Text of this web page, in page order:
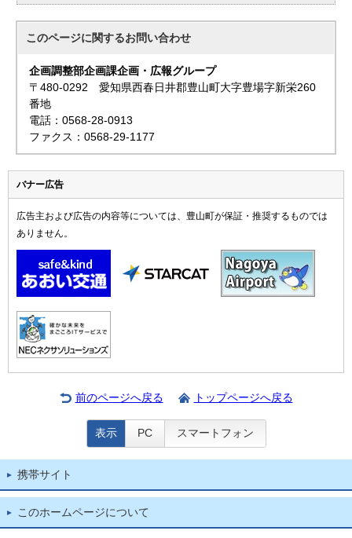
このページに関するお問い合わせ
企画調整部企画課企画・広報グループ
〒480-0292 愛知県西春日井郡豊山町大字豊場字新栄260
番地
電話：0568-28-0913
ファクス：0568-29-1177
バナー広告
広告主および広告の内容等については、豊山町が保証・推奨するものでは
ありません。
前のページへ戻る トップページへ戻る
表示 PC スマートフォン
携帯サイト
このホームページについて